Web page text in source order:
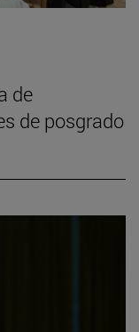
de
de posgrado